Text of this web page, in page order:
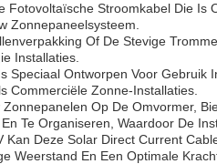
Fotovoltaïsche Stroomkabel Die
Zonnepaneelsysteem.
Of De Stevige
Installaties.
Speciaal Ontworpen Voor
Commerciële Zonne-Installaties.
Op De Omvormer,
Te Organiseren, Waardoor De
Kan Deze Solar Direct Current
Weerstand En Een Optimale